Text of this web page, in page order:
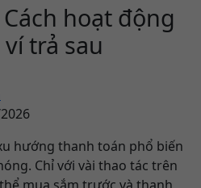
hoạt động
trả sau
hướng thanh toán phổ biến
Chỉ với vài thao tác trên